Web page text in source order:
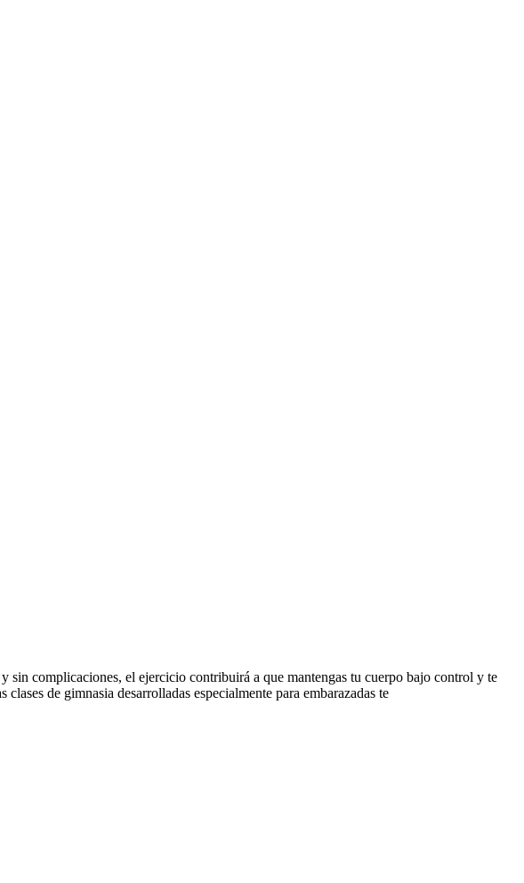
sin complicaciones, el ejercicio contribuirá a que mantengas tu cuerpo bajo control y te
de gimnasia desarrolladas especialmente para embarazadas te